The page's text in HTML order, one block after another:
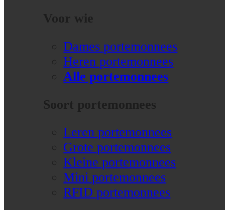
Voor wie
Dames portemonnees
Heren portemonnees
Alle portemonnees
Soort portemonnees
Leren portemonnees
Grote portemonnees
Kleine portemonnees
Mini portemonnees
RFID portemonnees